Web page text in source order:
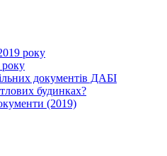
року
року
документів ДАБІ
будинках?
(2019)